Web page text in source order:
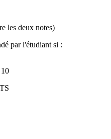
les deux notes)
par l'étudiant si :